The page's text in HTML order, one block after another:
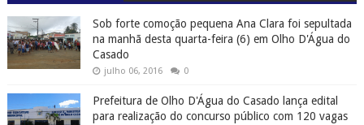
Sob forte comoção pequena Ana Clara foi sepultada
na manhã desta quarta-feira (6) em Olho D'Água do
Casado
julho 06, 2016 0
Prefeitura de Olho D'Água do Casado lança edital
para realização do concurso público com 120 vagas